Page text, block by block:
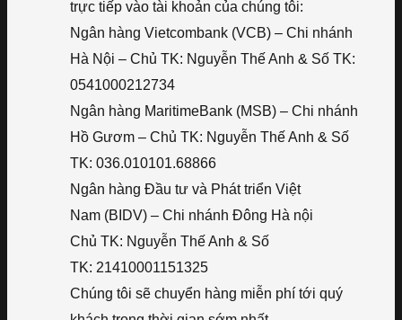
trực tiếp vào tài khoản của chúng tôi:
Ngân hàng Vietcombank (VCB) – Chi nhánh
Hà Nội – Chủ TK: Nguyễn Thế Anh & Số TK:
0541000212734
Ngân hàng MaritimeBank (MSB) – Chi nhánh
Hồ Gươm – Chủ TK: Nguyễn Thế Anh & Số
TK: 036.010101.68866
Ngân hàng Đầu tư và Phát triển Việt
Nam (BIDV) – Chi nhánh Đông Hà nội
Chủ TK: Nguyễn Thế Anh & Số
TK: 21410001151325
Chúng tôi sẽ chuyển hàng miễn phí tới quý